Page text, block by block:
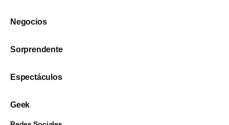
Negocios
Sorprendente
Espectáculos
Geek